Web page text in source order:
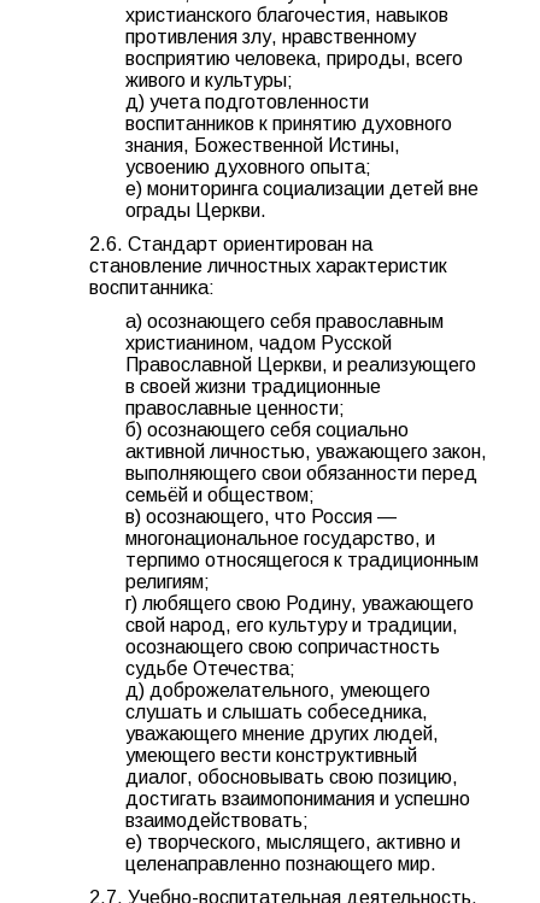
христианского благочестия, навыков
противления злу, нравственному
восприятию человека, природы, всего
живого и культуры;
д) учета подготовленности
воспитанников к принятию духовного
знания, Божественной Истины,
усвоению духовного опыта;
е) мониторинга социализации детей вне
ограды Церкви.
2.6. Стандарт ориентирован на
становление личностных характеристик
воспитанника:
а) осознающего себя православным
христианином, чадом Русской
Православной Церкви, и реализующего
в своей жизни традиционные
православные ценности;
б) осознающего себя социально
активной личностью, уважающего закон,
выполняющего свои обязанности перед
семьёй и обществом;
в) осознающего, что Россия —
многонациональное государство, и
терпимо относящегося к традиционным
религиям;
г) любящего свою Родину, уважающего
свой народ, его культуру и традиции,
осознающего свою сопричастность
судьбе Отечества;
д) доброжелательного, умеющего
слушать и слышать собеседника,
уважающего мнение других людей,
умеющего вести конструктивный
диалог, обосновывать свою позицию,
достигать взаимопонимания и успешно
взаимодействовать;
е) творческого, мыслящего, активно и
целенаправленно познающего мир.
2.7. Учебно-воспитательная деятельность,